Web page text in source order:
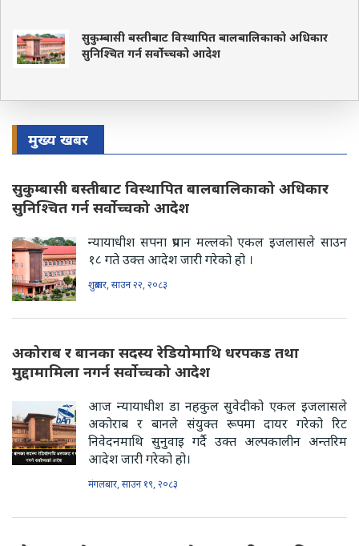
सुकुम्बासी बस्तीबाट विस्थापित बालबालिकाको अधिकार
सुनिश्चित गर्न सर्वोच्चको आदेश
मुख्य खबर
सुकुम्बासी बस्तीबाट विस्थापित बालबालिकाको अधिकार
सुनिश्चित गर्न सर्वोच्चको आदेश
न्यायाधीश सपना प्रधान मल्लको एकल इजलासले साउन
१८ गते उक्त आदेश जारी गरेको हो ।
शुक्रबार, साउन २२, २०८३
अकोराब र बानका सदस्य रेडियोमाथि धरपकड तथा
मुद्दामामिला नगर्न सर्वोच्चको आदेश
आज न्यायाधीश डा नहकुल सुवेदीको एकल इजलासले
अकोराब र बानले संयुक्त रूपमा दायर गरेको रिट
निवेदनमाथि सुनुवाइ गर्दै उक्त अल्पकालीन अन्तरिम
आदेश जारी गरेको हो।
मंगलबार, साउन १९, २०८३